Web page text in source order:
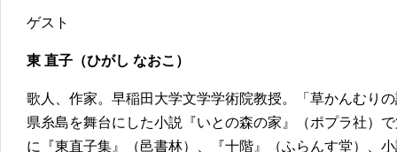
ゲスト
東 直子（ひがし なおこ）
歌人、作家。早稲田大学文学学術院教授。「草かんむり
県糸島を舞台にした小説『いとの森の家』（ポプラ社）
に『東直子集』（邑書林）、『十階』（ふらんす堂）、